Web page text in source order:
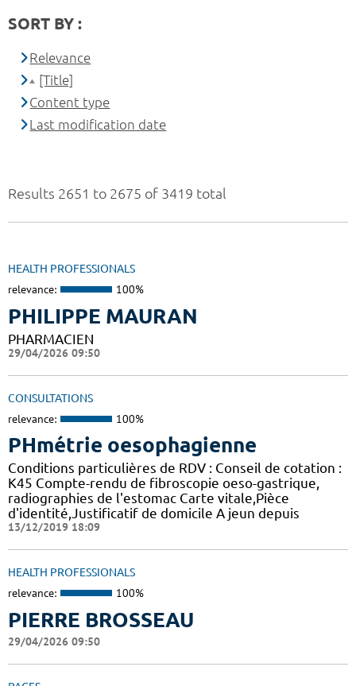
Results 2651 to 2675 of 3419 total
HEALTH PROFESSIONALS
relevance: 100%
PHILIPPE MAURAN
PHARMACIEN
29/04/2026 09:50
CONSULTATIONS
relevance: 100%
PHmétrie oesophagienne
Conditions particulières de RDV : Conseil de cotation :
K45 Compte-rendu de fibroscopie oeso-gastrique,
radiographies de l'estomac Carte vitale,Pièce
d'identité,Justificatif de domicile A jeun depuis
13/12/2019 18:09
HEALTH PROFESSIONALS
relevance: 100%
PIERRE BROSSEAU
29/04/2026 09:50
SORT BY :
Relevance
[Title]
Content type
Last modification date